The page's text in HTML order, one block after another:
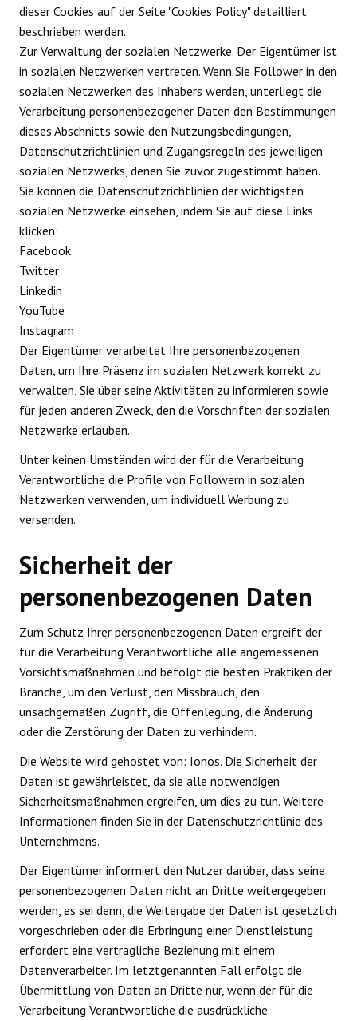
dieser Cookies auf der Seite "Cookies Policy" detailliert
beschrieben werden.
Zur Verwaltung der sozialen Netzwerke. Der Eigentümer ist
in sozialen Netzwerken vertreten. Wenn Sie Follower in den
sozialen Netzwerken des Inhabers werden, unterliegt die
Verarbeitung personenbezogener Daten den Bestimmungen
dieses Abschnitts sowie den Nutzungsbedingungen,
Datenschutzrichtlinien und Zugangsregeln des jeweiligen
sozialen Netzwerks, denen Sie zuvor zugestimmt haben.
Sie können die Datenschutzrichtlinien der wichtigsten
sozialen Netzwerke einsehen, indem Sie auf diese Links
klicken:
Facebook
Twitter
Linkedin
YouTube
Instagram
Der Eigentümer verarbeitet Ihre personenbezogenen
Daten, um Ihre Präsenz im sozialen Netzwerk korrekt zu
verwalten, Sie über seine Aktivitäten zu informieren sowie
für jeden anderen Zweck, den die Vorschriften der sozialen
Netzwerke erlauben.
Unter keinen Umständen wird der für die Verarbeitung
Verantwortliche die Profile von Followern in sozialen
Netzwerken verwenden, um individuell Werbung zu
versenden.
Sicherheit der
personenbezogenen Daten
Zum Schutz Ihrer personenbezogenen Daten ergreift der
für die Verarbeitung Verantwortliche alle angemessenen
Vorsichtsmaßnahmen und befolgt die besten Praktiken der
Branche, um den Verlust, den Missbrauch, den
unsachgemäßen Zugriff, die Offenlegung, die Änderung
oder die Zerstörung der Daten zu verhindern.
Die Website wird gehostet von: Ionos. Die Sicherheit der
Daten ist gewährleistet, da sie alle notwendigen
Sicherheitsmaßnahmen ergreifen, um dies zu tun. Weitere
Informationen finden Sie in der Datenschutzrichtlinie des
Unternehmens.
Der Eigentümer informiert den Nutzer darüber, dass seine
personenbezogenen Daten nicht an Dritte weitergegeben
werden, es sei denn, die Weitergabe der Daten ist gesetzlich
vorgeschrieben oder die Erbringung einer Dienstleistung
erfordert eine vertragliche Beziehung mit einem
Datenverarbeiter. Im letztgenannten Fall erfolgt die
Übermittlung von Daten an Dritte nur, wenn der für die
Verarbeitung Verantwortliche die ausdrückliche